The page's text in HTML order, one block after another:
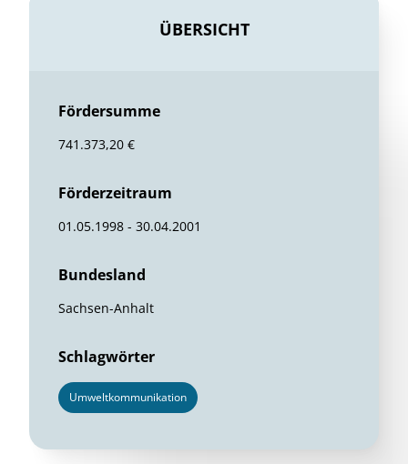
ÜBERSICHT
Fördersumme
741.373,20 €
Förderzeitraum
01.05.1998 - 30.04.2001
Bundesland
Sachsen-Anhalt
Schlagwörter
Umweltkommunikation